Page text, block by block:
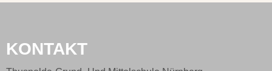
KONTAKT